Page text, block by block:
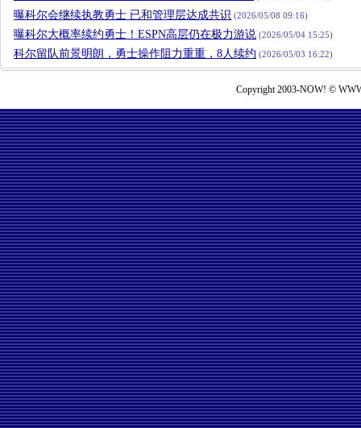
曝科尔会继续执教勇士 已和管理层达成共识 (2026/05/08 09:16)
曝科尔大概率续约勇士！ESPN高层仍在极力游说 (2026/05/04 15:25)
科尔留队前景明朗，勇士操作阻力重重，8人续约 (2026/05/03 16:22)
Copyright 2003-NOW! ©